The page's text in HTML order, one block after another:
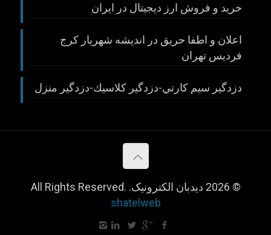
خريد و فروش ارز ديجيتال در ايران
اعلان و اطفا حريق در انديشه شهريار كرج
فرديس تهران
دزدگير سيم كارتي-دزدگير كلاسيك-دزدگير منزل
© 2026 دیدبان الکترونیک. All Rights Reserved.
shatelweb